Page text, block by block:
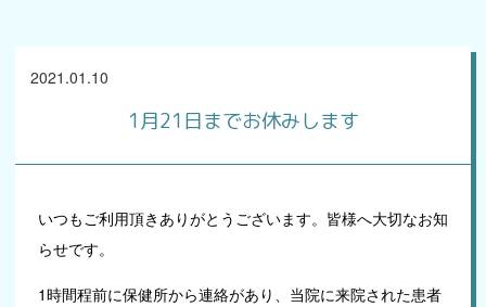
アクセス
2021.01.10
1月21日までお休みします
いつもご利用頂きありがとうございます。皆様へ大切なお知
らせです。
1時間程前に保健所から連絡があり、当院に来院された患者